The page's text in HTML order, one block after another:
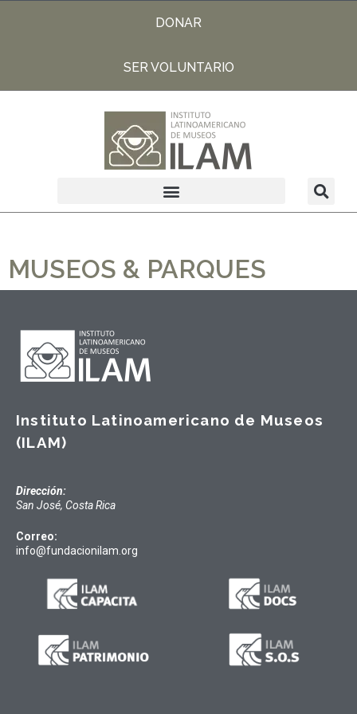
DONAR
SER VOLUNTARIO
MUSEOS & PARQUES
Instituto Latinoamericano de Museos
(ILAM)
Dirección:
San José, Costa Rica
Correo:
info@fundacionilam.org